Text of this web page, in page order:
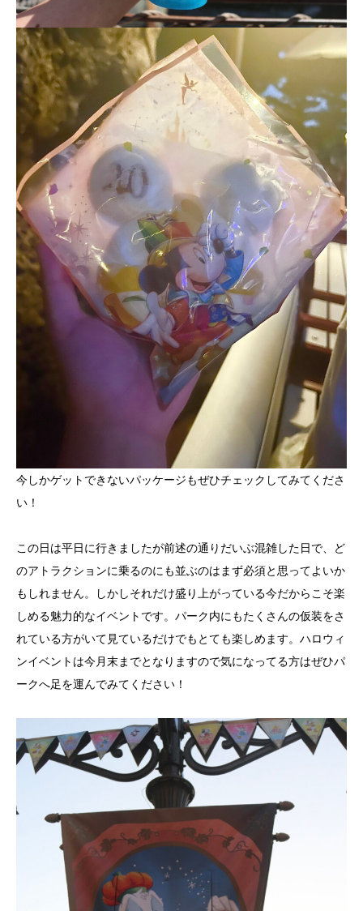
今しかゲットできないパッケージもぜひチェックしてみてくださ
い！
この日は平日に行きましたが前述の通りだいぶ混雑した日で、ど
のアトラクションに乗るのにも並ぶのはまず必須と思ってよいか
もしれません。しかしそれだけ盛り上がっている今だからこそ楽
しめる魅力的なイベントです。パーク内にもたくさんの仮装をさ
れている方がいて見ているだけでもとても楽しめます。ハロウィ
ンイベントは今月末までとなりますので気になってる方はぜひパ
ークへ足を運んでみてください！